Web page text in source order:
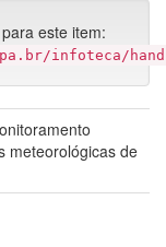
este item:
infoteca/
meteorológicas de